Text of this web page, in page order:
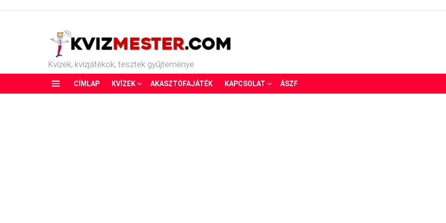
Kvízek, kvízjátékok, tesztek gyűjteménye
CÍMLAP KVÍZEK AKASZTÓFAJÁTÉK KAPCSOLAT ÁSZF